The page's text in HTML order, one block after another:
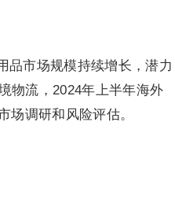
品市场规模持续增长，潜力
物流，2024年上半年海外
场调研和风险评估。